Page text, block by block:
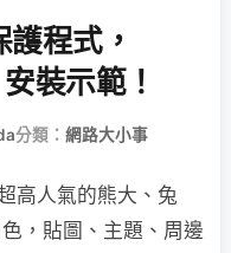
程式，
裝示範！
分類： 網路大小事
高人氣的熊大、兔
，貼圖、主題、周邊